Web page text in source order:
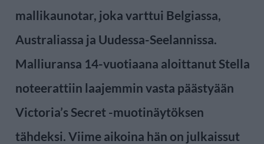
mallikaunotar, joka varttui Belgiassa,
Australiassa ja Uudessa-Seelannissa.
Malliuransa 14-vuotiaana aloittanut Stella
noteerattiin laajemmin vasta päästyään
Victoria’s Secret -muotinäytöksen
tähdeksi. Viime aikoina hän on julkaissut